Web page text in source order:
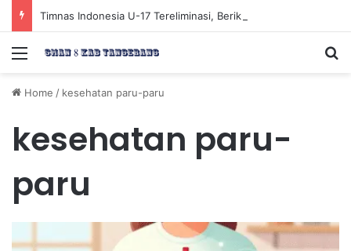
Menu
Home / kesehatan paru-paru
kesehatan paru-
paru